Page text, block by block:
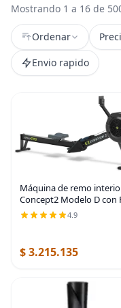
Mostrando 1 a 16 de
Ordenar
Envio rapido
Máquina de remo
Concept2 Modelo D con
4.9
$ 3.215.135